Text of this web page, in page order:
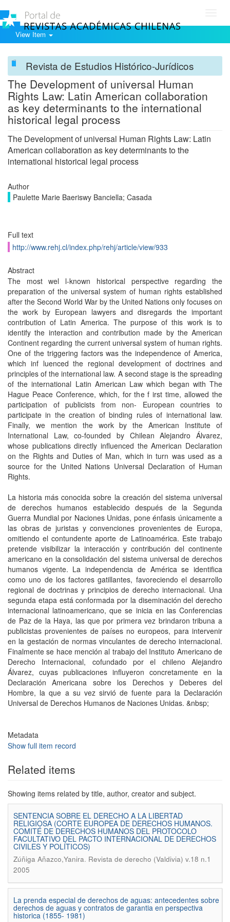
View Item
Revista de Estudios Histórico-Jurídicos
The Development of universal Human
Rights Law: Latin American collaboration
as key determinants to the international
historical legal process
The Development of universal Human Rights Law: Latin
American collaboration as key determinants to the
international historical legal process
Author
Paulette Marie Baeriswy Banciella; Casada
Full text
http://www.rehj.cl/index.php/rehj/article/view/933
Abstract
The most wel l-known historical perspective regarding the
preparation of the universal system of human rights established
after the Second World War by the United Nations only focuses on
the work by European lawyers and disregards the important
contribution of Latin America. The purpose of this work is to
identify the interaction and contribution made by the American
Continent regarding the current universal system of human rights.
One of the triggering factors was the independence of America,
which inf luenced the regional development of doctrines and
principles of the international law. A second stage is the spreading
of the international Latin American Law which began with The
Hague Peace Conference, which, for the f irst time, allowed the
participation of publicists from non- European countries to
participate in the creation of binding rules of international law.
Finally, we mention the work by the American Institute of
International Law, co-founded by Chilean Alejandro Álvarez,
whose publications directly influenced the American Declaration
on the Rights and Duties of Man, which in turn was used as a
source for the United Nations Universal Declaration of Human
Rights.
La historia más conocida sobre la creación del sistema universal
de derechos humanos establecido después de la Segunda
Guerra Mundial por Naciones Unidas, pone énfasis únicamente a
las obras de juristas y convenciones provenientes de Europa,
omitiendo el contundente aporte de Latinoamérica. Este trabajo
pretende visibilizar la interacción y contribución del continente
americano en la consolidación del sistema universal de derechos
humanos vigente. La independencia de América se identifica
como uno de los factores gatillantes, favoreciendo el desarrollo
regional de doctrinas y principios de derecho internacional. Una
segunda etapa está conformada por la diseminación del derecho
internacional latinoamericano, que se inicia en las Conferencias
de Paz de la Haya, las que por primera vez brindaron tribuna a
publicistas provenientes de países no europeos, para intervenir
en la gestación de normas vinculantes de derecho internacional.
Finalmente se hace mención al trabajo del Instituto Americano de
Derecho Internacional, cofundado por el chileno Alejandro
Álvarez, cuyas publicaciones influyeron concretamente en la
Declaración Americana sobre los Derechos y Deberes del
Hombre, la que a su vez sirvió de fuente para la Declaración
Universal de Derechos Humanos de Naciones Unidas. &nbsp;
Metadata
Show full item record
Related items
Showing items related by title, author, creator and subject.
SENTENCIA SOBRE EL DERECHO A LA LIBERTAD
RELIGIOSA (CORTE EUROPEA DE DERECHOS HUMANOS.
COMITÉ DE DERECHOS HUMANOS DEL PROTOCOLO
FACULTATIVO DEL PACTO INTERNACIONAL DE DERECHOS
CIVILES Y POLÍTICOS)
Zúñiga Añazco,Yanira. Revista de derecho (Valdivia) v.18 n.1
2005
La prenda especial de derechos de aguas: antecedentes sobre
derechos de aguas y contratos de garantia en perspectiva
historica (1855- 1981)